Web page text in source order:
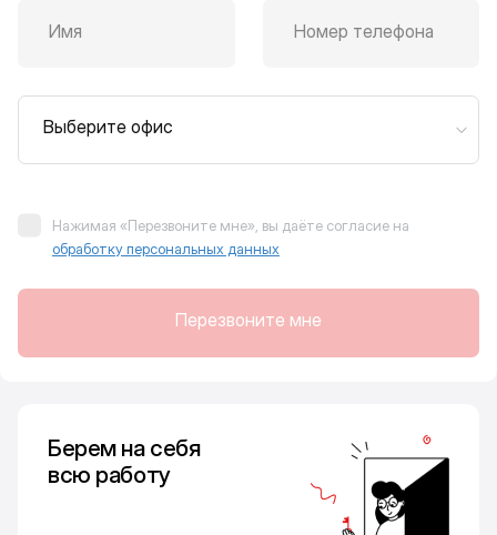
Имя Номер телефона
Выберите офис
Нажимая «Перезвоните мне», вы даёте согласие на
обработку персональных данных
Перезвоните мне
Берем на себя
всю работу